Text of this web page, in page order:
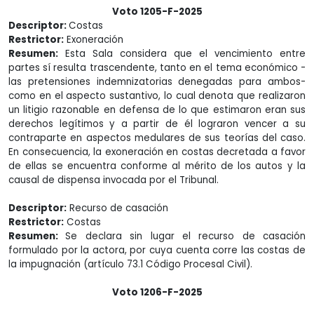
Voto 1205-F-2025
Descriptor:Costas
Restrictor: Exoneración
Resumen: Esta Sala considera que el vencimiento entre
partes sí resulta trascendente, tanto en el tema económico -
las pretensiones indemnizatorias denegadas para ambos-
como en el aspecto sustantivo, lo cual denota que realizaron
un litigio razonable en defensa de lo que estimaron eran sus
derechos legítimos y a partir de él lograron vencer a su
contraparte en aspectos medulares de sus teorías del caso.
En consecuencia, la exoneración en costas decretada a favor
de ellas se encuentra conforme al mérito de los autos y la
causal de dispensa invocada por el Tribunal.
Descriptor: Recurso de casación
Restrictor: Costas
Resumen:Se declara sin lugar el recurso de casación
formulado por la actora, por cuya cuenta corre las costas de
la impugnación (artículo 73.1 Código Procesal Civil).
Voto 1206-F-2025